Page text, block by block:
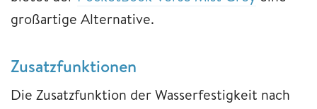
großartige Alternative.
Zusatzfunktionen
Die Zusatzfunktion der Wasserfestigkeit nach